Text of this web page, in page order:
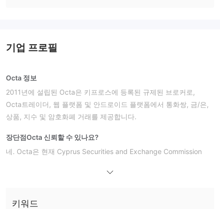
기업 프로필
Octa 정보
2011년에 설립된 Octa은 키프로스에 등록된 규제된 브로커로,
Octa트레이더, 웹 플랫폼 및 안드로이드 플랫폼에서 통화쌍, 금/은,
상품, 지수 및 암호화폐 거래를 제공합니다.
장단점Octa 신뢰할 수 있나요?
네. Octa은 현재 Cyprus Securities and Exchange Commission
Octa은 통화 쌍, 금/은, 상품, 지수 및 암호화폐 거래를 제공합니다.
키워드